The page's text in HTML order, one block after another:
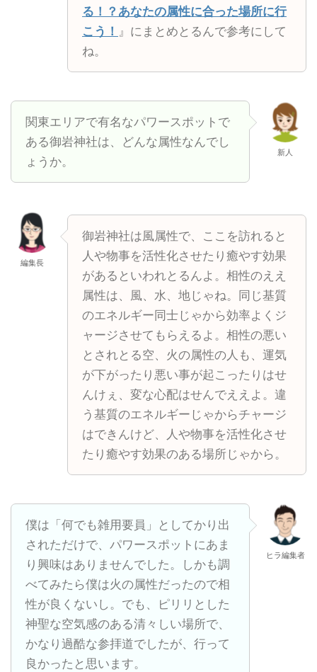
る！？あなたの属性に合った場所に行
こう！ 』にまとめとるんで参考にして
ね。
関東エリアで有名なパワースポットで
ある御岩神社は、どんな属性なんでし
ょうか。
新人
編集長
御岩神社は風属性で、ここを訪れると
人や物事を活性化させたり癒やす効果
があるといわれとるんよ。相性のええ
属性は、風、水、地じゃね。同じ基質
のエネルギー同士じゃから効率よくジ
ャージさせてもらえるよ。相性の悪い
とされとる空、火の属性の人も、運気
が下がったり悪い事が起こったりはせ
んけぇ、変な心配はせんでええよ。違
う基質のエネルギーじゃからチャージ
はできんけど、人や物事を活性化させ
たり癒やす効果のある場所じゃから。
僕は「何でも雑用要員」としてかり出
されただけで、パワースポットにあま
り興味はありませんでした。しかも調
べてみたら僕は火の属性だったので相
性が良くないし。でも、ピリリとした
神聖な空気感のある清々しい場所で、
かなり過酷な参拝道でしたが、行って
良かったと思います。
ヒラ編集者